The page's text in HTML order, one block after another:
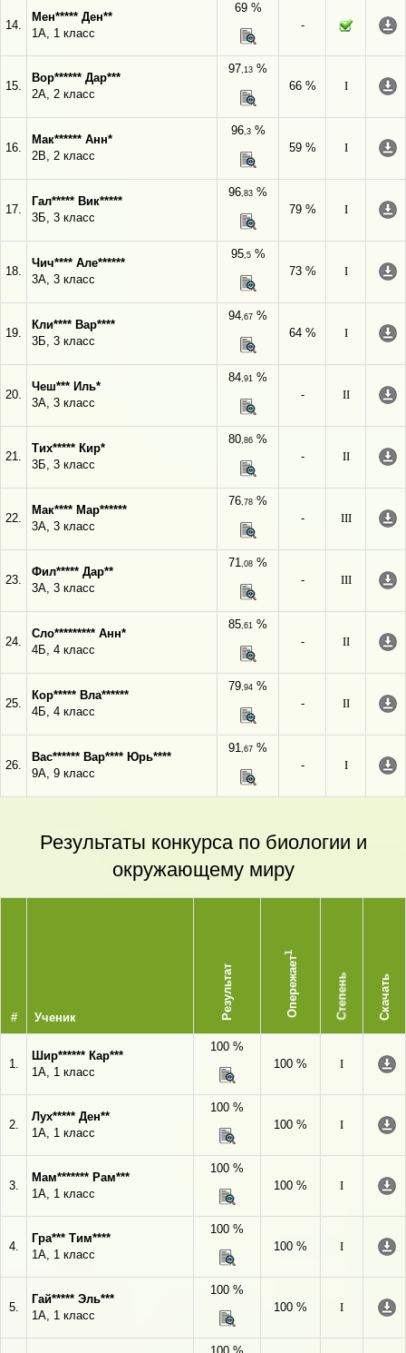
14.
Мен***** Ден**
1А, 1 класс
69 %
-
15.
Вор****** Дар***
2А, 2 класс
97,13 %
66 %
I
16.
Мак****** Анн*
2В, 2 класс
96,3%
59 %
I
17.
Гал***** Вик*****
3Б, 3 класс
96,83 %
79 %
I
18.
Чич**** Але******
3А, 3 класс
95,5%
73 %
I
19.
Кли**** Вар****
3Б, 3 класс
94,67 %
64 %
I
20.
Чеш*** Иль*
3А, 3 класс
84,91 %
-
II
21.
Тих***** Кир*
3Б, 3 класс
80,86 %
-
II
22.
Мак**** Мар******
3А, 3 класс
76,78 %
-
III
23.
Фил***** Дар**
3А, 3 класс
71,08 %
-
III
24.
Сло********* Анн*
4Б, 4 класс
85,61 %
-
II
25.
Кор***** Вла******
4Б, 4 класс
79,94 %
-
II
26.
Вас****** Вар**** Юрь****
9А, 9 класс
91,67 %
-
I
Результаты конкурса по биологии и
окружающему миру
# Ученик Результат Опережает
1
Степень Скачать
1.
Шир****** Кар***
1А, 1 класс
100 %
100 %
I
2.
Лух***** Ден**
1А, 1 класс
100 %
100 %
I
3.
Мам******* Рам***
1А, 1 класс
100 %
100 %
I
4.
Гра*** Тим****
1А, 1 класс
100 %
100 %
I
5.
Гай***** Эль***
1А, 1 класс
100 %
100 %
I